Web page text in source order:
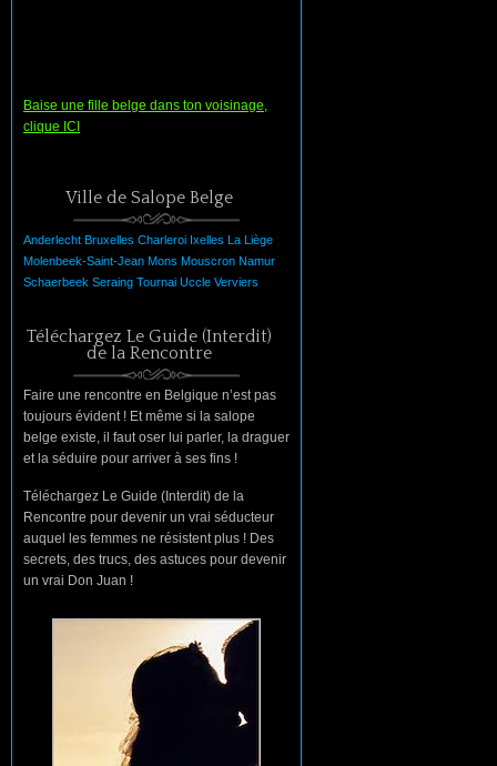
Baise une fille belge dans ton voisinage,
clique ICI
Ville de Salope Belge
Anderlecht Bruxelles Charleroi Ixelles La Liège
Molenbeek-Saint-Jean Mons Mouscron Namur
Schaerbeek Seraing Tournai Uccle Verviers
Téléchargez Le Guide (Interdit)
de la Rencontre
Faire une rencontre en Belgique n’est pas
toujours évident ! Et même si la salope
belge existe, il faut oser lui parler, la draguer
et la séduire pour arriver à ses fins !
Téléchargez Le Guide (Interdit) de la
Rencontre pour devenir un vrai séducteur
auquel les femmes ne résistent plus ! Des
secrets, des trucs, des astuces pour devenir
un vrai Don Juan !